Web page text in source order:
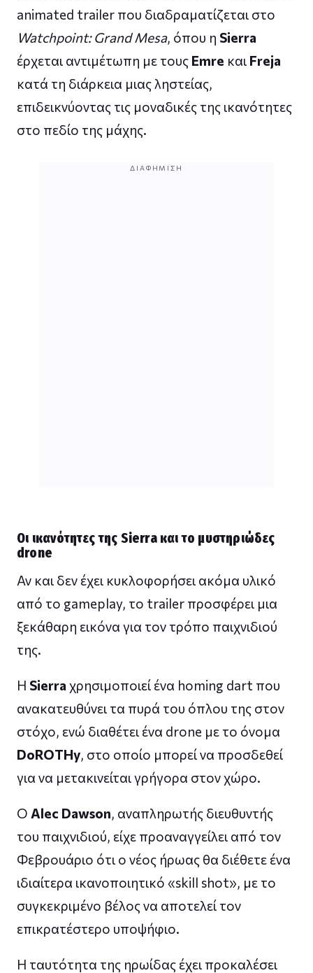
animated trailer που διαδραματίζεται στο
Watchpoint: Grand Mesa, όπου η Sierra
έρχεται αντιμέτωπη με τους Emre και Freja
κατά τη διάρκεια μιας ληστείας,
επιδεικνύοντας τις μοναδικές της ικανότητες
στο πεδίο της μάχης.
ΔΙΑΦΉΜΙΣΗ
Οι ικανότητες της Sierra και το μυστηριώδες
drone
Αν και δεν έχει κυκλοφορήσει ακόμα υλικό
από το gameplay, το trailer προσφέρει μια
ξεκάθαρη εικόνα για τον τρόπο παιχνιδιού
της.
Η Sierra χρησιμοποιεί ένα homing dart που
ανακατευθύνει τα πυρά του όπλου της στον
στόχο, ενώ διαθέτει ένα drone με το όνομα
DoROTHy, στο οποίο μπορεί να προσδεθεί
για να μετακινείται γρήγορα στον χώρο.
Ο Alec Dawson, αναπληρωτής διευθυντής
του παιχνιδιού, είχε προαναγγείλει από τον
Φεβρουάριο ότι ο νέος ήρωας θα διέθετε ένα
ιδιαίτερα ικανοποιητικό «skill shot», με το
συγκεκριμένο βέλος να αποτελεί τον
επικρατέστερο υποψήφιο.
Η ταυτότητα της ηρωίδας έχει προκαλέσει